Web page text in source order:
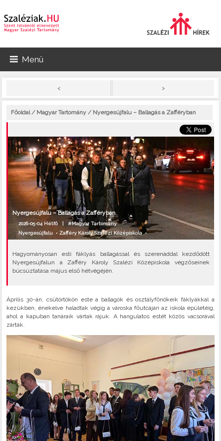
Menü
< >
Főoldal/ Magyar Tartomány / Nyergesújfalu – Ballagás a Zafféryban
Nyergesújfalu – Ballagás a Zafféryban
2026-05-04 Hétfő |#Magyar Tartomány
Nyergesújfalu• Zafféry Károly Szalézi Középiskola•
Hagyományosan esti fáklyás ballagással és szerenáddal kezdődött
Nyergesújfalun a Zafféry Károly Szalézi Középiskola végzőseinek
búcsúztatása május első hétvégéjén.
Április 30-án, csütörtökön este a ballagók és osztályfőnökeik fáklyákkal a
kezükben, énekelve haladtak végig a városka főutcáján az iskola épületéig,
ahol a kapuban tanáraik vártak rájuk. A hangulatos estét közös vacsorával
zárták.